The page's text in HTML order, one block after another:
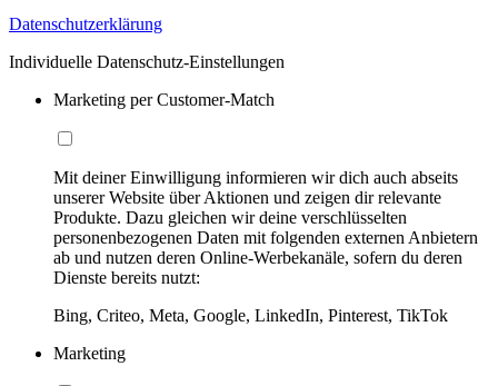
Datenschutzerklärung
Individuelle Datenschutz-Einstellungen
Marketing per Customer-Match
Mit deiner Einwilligung informieren wir dich auch abseits
unserer Website über Aktionen und zeigen dir relevante
Produkte. Dazu gleichen wir deine verschlüsselten
personenbezogenen Daten mit folgenden externen Anbietern
ab und nutzen deren Online-Werbekanäle, sofern du deren
Dienste bereits nutzt:
Bing, Criteo, Meta, Google, LinkedIn, Pinterest, TikTok
Marketing